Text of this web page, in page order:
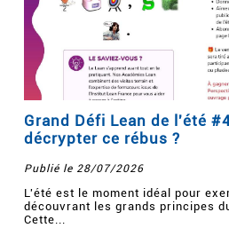
Grand Défi Lean de l'été
décrypter ce rébus ?
Publié le 28/07/2026
L'été est le moment idéal pour
découvrant les grands principes
Cette...